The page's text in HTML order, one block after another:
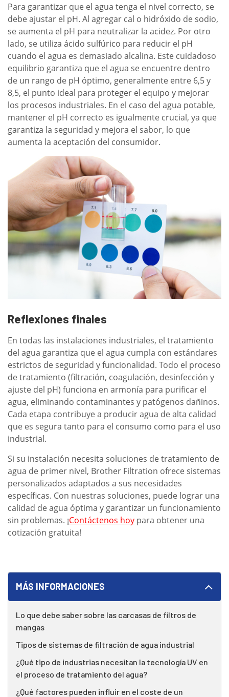
Para garantizar que el agua tenga el nivel correcto, se
debe ajustar el pH. Al agregar cal o hidróxido de sodio,
se aumenta el pH para neutralizar la acidez. Por otro
lado, se utiliza ácido sulfúrico para reducir el pH
cuando el agua es demasiado alcalina. Este cuidadoso
equilibrio garantiza que el agua se encuentre dentro
de un rango de pH óptimo, generalmente entre 6,5 y
8,5, el punto ideal para proteger el equipo y mejorar
los procesos industriales. En el caso del agua potable,
mantener el pH correcto es igualmente crucial, ya que
garantiza la seguridad y mejora el sabor, lo que
aumenta la aceptación del consumidor.
Reflexiones finales
En todas las instalaciones industriales, el tratamiento
del agua garantiza que el agua cumpla con estándares
estrictos de seguridad y funcionalidad. Todo el proceso
de tratamiento (filtración, coagulación, desinfección y
ajuste del pH) funciona en armonía para purificar el
agua, eliminando contaminantes y patógenos dañinos.
Cada etapa contribuye a producir agua de alta calidad
que es segura tanto para el consumo como para el uso
industrial.
Si su instalación necesita soluciones de tratamiento de
agua de primer nivel, Brother Filtration ofrece sistemas
personalizados adaptados a sus necesidades
específicas. Con nuestras soluciones, puede lograr una
calidad de agua óptima y garantizar un funcionamiento
sin problemas. ¡Contáctenos hoy para obtener una
cotización gratuita!
MÁS INFORMACIONES
Lo que debe saber sobre las carcasas de filtros de
mangas
Tipos de sistemas de filtración de agua industrial
¿Qué tipo de industrias necesitan la tecnología UV en
el proceso de tratamiento del agua?
¿Qué factores pueden influir en el coste de un